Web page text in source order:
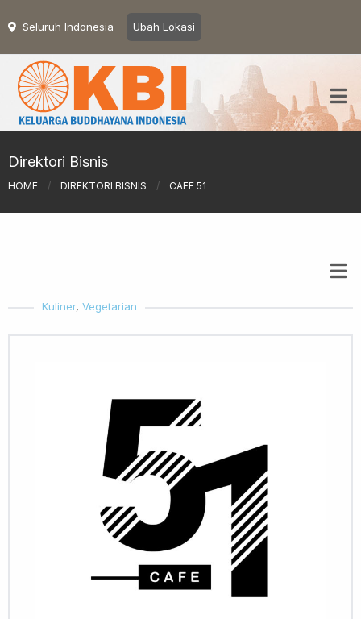
Seluruh Indonesia Ubah Lokasi
Direktori Bisnis
HOME / DIREKTORI BISNIS / CAFE 51
Kuliner, Vegetarian